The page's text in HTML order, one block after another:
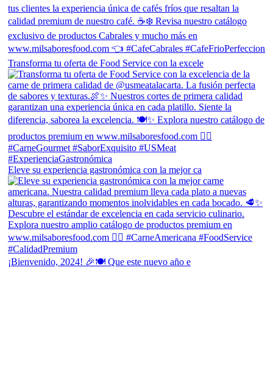
Transforma tu oferta de Food Service con la excele
Eleve su experiencia gastronómica con la mejor ca
¡Bienvenido, 2024! 🎉🍽 Que este nuevo año e